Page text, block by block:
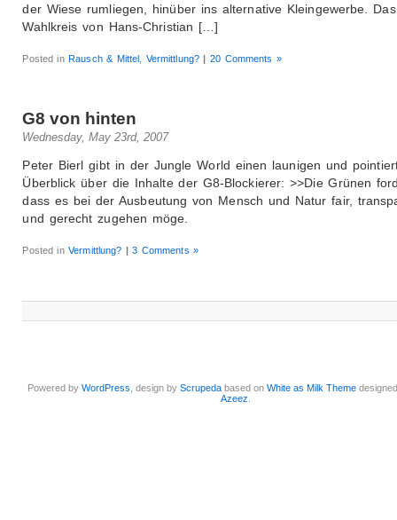
der Wiese rumliegen, hinüber ins alternative Kleingewerbe.
Wahlkreis von Hans-Christian […]
Posted inRausch & Mittel Vermittlung? | 20 Comments »
G8 von hinten
Wednesday, May 23rd, 2007
Peter Bierl gibt in der Jungle World einen launigen und
Überblick über die Inhalte der G8-Blockierer: >>Die Grünen
dass es bei der Ausbeutung von Mensch und Natur fair,
und gerecht zugehen möge.
Posted inVermittlung? | 3 Comments »
Powered byWordPress , design byScrupeda based onWhite as Milk Theme
Azeez